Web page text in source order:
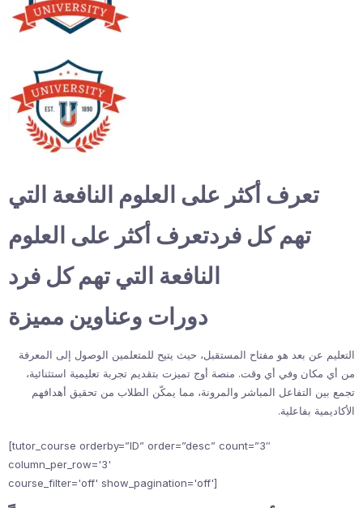
تعرف أكثر على العلوم النافعة التي
تهم كل فردتعرف أكثر على العلوم
النافعة التي تهم كل فرد
دورات وعناوين مميزة
التعليم عن بعد هو مفتاح المستقبل، حيث يتيح للمتعلمين الوصول إلى المعرفة
من أي مكان وفي أي وقت. منصة أوج تميزت بتقديم تجربة تعليمية استثنائية،
تجمع بين التفاعل المباشر والمرونة، مما يمكّن الطلاب من تحقيق أهدافهم
الأكاديمية بفاعلية.
[tutor_course orderby=”ID” order=”desc” count=”3″
column_per_row='3'
course_filter='off' show_pagination='off']